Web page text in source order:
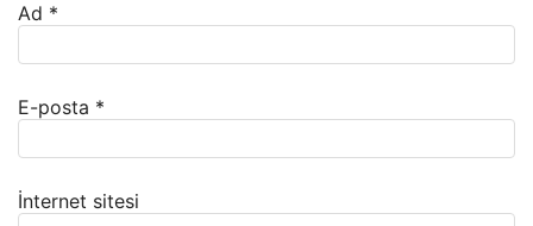
Ad *
E-posta *
İnternet sitesi